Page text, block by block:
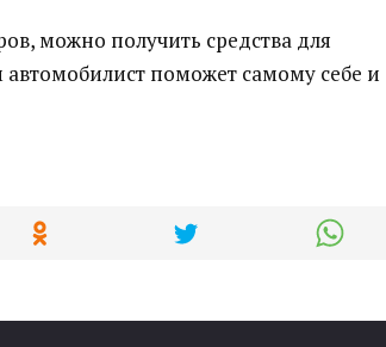
можно получить средства для
поможет самому себе и